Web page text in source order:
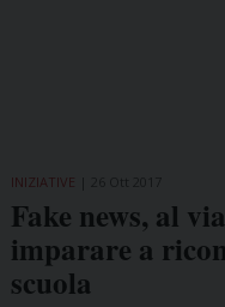
INIZIATIVE
Fake news, al
imparare a
scuola